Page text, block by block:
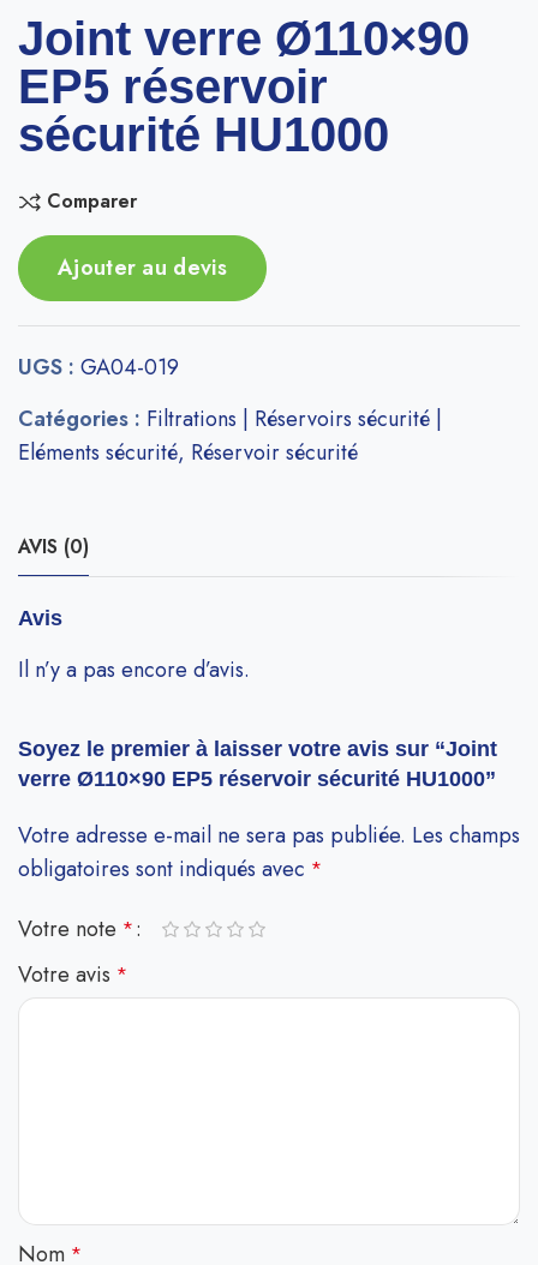
Joint verre Ø110×90
EP5 réservoir
sécurité HU1000
Comparer
Ajouter au devis
UGS : GA04-019
Catégories : Filtrations | Réservoirs sécurité |
Eléments sécurité, Réservoir sécurité
AVIS (0)
Avis
Il n’y a pas encore d’avis.
Soyez le premier à laisser votre avis sur “Joint
verre Ø110×90 EP5 réservoir sécurité HU1000”
Votre adresse e-mail ne sera pas publiée. Les champs
obligatoires sont indiqués avec *
Votre note *
Votre avis *
Nom *